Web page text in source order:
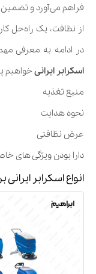
فراهم می‌آورد و
از نظافت، یک راه‌حل
در ادامه به معرفی
اسکرابر ایرانیخواهیم
منبع تغذیه
نحوه هدایت
عرض نظافتی
دارا بودن ویژگی های
انواع اسکرابر